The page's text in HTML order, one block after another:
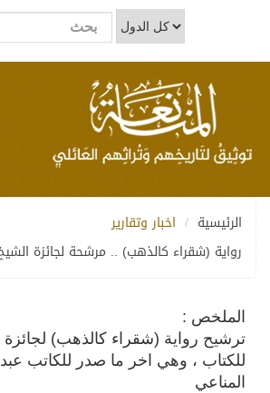
الرئيسية
اخبار وتقارير
رواية (شقراء كالذهب) .. مرشحة لجائزة
الملخص :
ترشيح رواية (شقراء كالذهب) لجائزة
للكتاب ، وهي اخر ما صدر للكاتب
المناعي